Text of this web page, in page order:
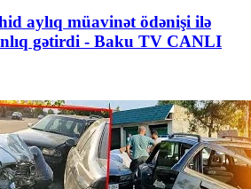
aylıq müavinət ödənişi ilə
gətirdi - Baku TV CANLI